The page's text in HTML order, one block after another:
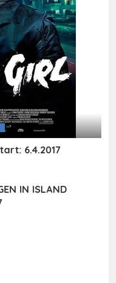
6.4.2017
IN ISLAND